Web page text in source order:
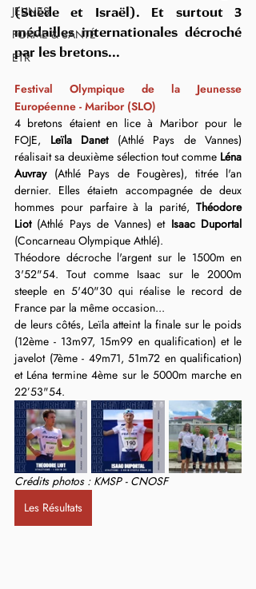
JEUNES
FORME & SANTÉ
ETR
(Suède et Israël). Et surtout 3
médailles internationales décroché
par les bretons...
Festival Olympique de la Jeunesse
Européenne - Maribor (SLO)
4 bretons étaient en lice à Maribor pour le
FOJE, Leïla Danet (Athlé Pays de Vannes)
réalisait sa deuxième sélection tout comme Léna
Auvray (Athlé Pays de Fougères), titrée l'an
dernier. Elles étaietn accompagnée de deux
hommes pour parfaire à la parité, Théodore
Liot (Athlé Pays de Vannes) et
(Concarneau Olympique Athlé).
Théodore décroche l'argent sur le 1500m en
3'52"54. Tout comme Isaac sur le 2000m
steeple en 5'40"30 qui réalise le record de
France par la même occasion...
de leurs côtés, Leïla atteint la finale sur le poids
(12ème - 13m97, 15m99 en qualification) et le
javelot (7ème - 49m71, 51m72 en qualification)
22’53"54.
Crédits photos : KMSP - CNOSF
Les Résultats